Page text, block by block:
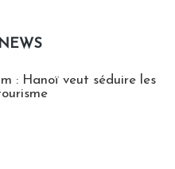
: Hanoï veut séduire les